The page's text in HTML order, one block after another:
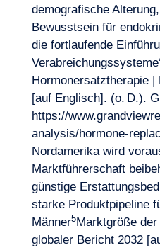
demografische
Bewusstsein für
die fortlaufende
Verabreichungssysteme
Hormonersatztherapie
[auf Englisch]. (o. D.).
https://
analysis/hormone-
Nordamerika wird
Marktführerschaft
günstige
starke Produktpipeline
Männer5Marktgröße
globaler Bericht 2032